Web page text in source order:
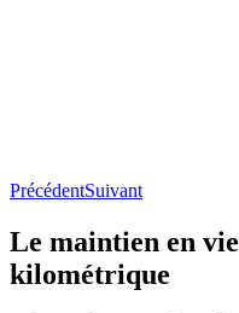
PrécédentSuivant
Le maintien en vie
kilométrique